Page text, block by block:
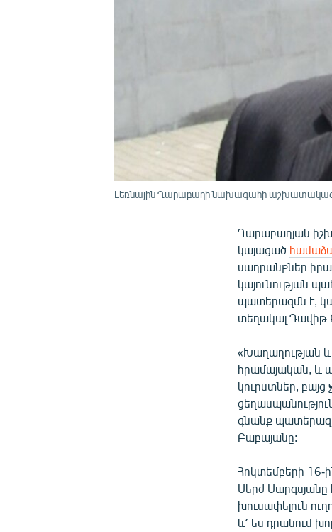
Լեռնային Ղարաբաղի նախագահի
Ղարաբաղյան
կայացած
սադրանքներ
կայունության
պատերազմն է,
տեղակալ Դավիթ
«Խաղաղության
հրամայական, և
կուրստներ,
գնանք
Բաբայանը:
Հոկտեմբերի 16-
Սերժ Սարգսյանը
խուսափելուն
և՛ ես դրանում